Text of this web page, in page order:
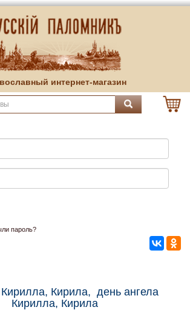
интернет-магазин
пароль?
Кирила, день ангела
Кирилла, Кирила